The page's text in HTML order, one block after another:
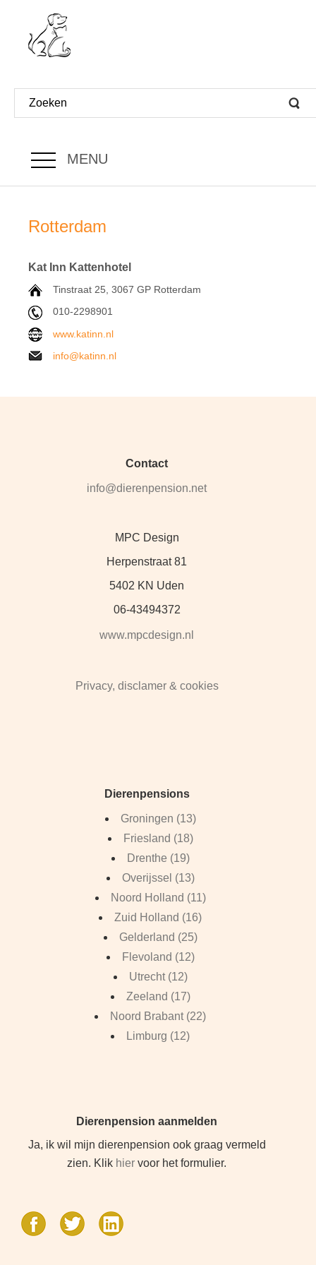
MENU
Rotterdam
Kat Inn Kattenhotel
Tinstraat 25, 3067 GP Rotterdam
010-2298901
www.katinn.nl
info@katinn.nl
Contact
info@dierenpension.net
MPC Design
Herpenstraat 81
5402 KN Uden
06-43494372
www.mpcdesign.nl
Privacy, disclamer & cookies
Dierenpensions
Groningen (13)
Friesland (18)
Drenthe (19)
Overijssel (13)
Noord Holland (11)
Zuid Holland (16)
Gelderland (25)
Flevoland (12)
Utrecht (12)
Zeeland (17)
Noord Brabant (22)
Limburg (12)
Dierenpension aanmelden
Ja, ik wil mijn dierenpension ook graag vermeld
zien. Klik hier voor het formulier.